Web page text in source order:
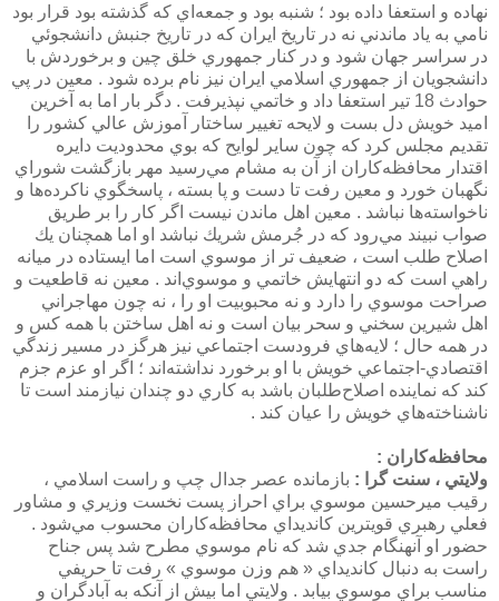
نهاده و استعفا داده بود ؛ شنبه بود و جمعه‌اي كه گذشته بود قرار بود
نامي به ياد ماندني نه در تاريخ ايران كه در تاريخ جنبش دانشجوئي
در سراسر جهان شود و در كنار جمهوري خلق چين و برخوردش با
دانشجويان از جمهوري اسلامي ايران نيز نام برده شود . معين در پي
حوادث 18 تير استعفا داد و خاتمي نپذيرفت . دگر بار اما به آخرين
اميد خويش دل بست و لايحه تغيير ساختار آموزش عالي كشور را
تقديم مجلس كرد كه چون ساير لوايح كه بوي محدوديت دايره
اقتدار محافظه‌كاران از آن به مشام مي‌رسيد مهر بازگشت شوراي
نگهبان خورد و معين رفت تا دست و پا بسته ، پاسخگوي ناكرده‌ها و
ناخواسته‌ها نباشد . معين اهل ماندن نيست اگر كار را بر طريق
صواب نبيند مي‌رود كه در جُرمش شريك نباشد او اما همچنان يك
اصلاح طلب است ، ضعيف تر از موسوي است اما ايستاده در ميانه
راهي است كه دو انتهايش خاتمي و موسوي‌اند . معين نه قاطعيت و
صراحت موسوي را دارد و نه محبوبيت او را ، نه چون مهاجراني
اهل شيرين سخني و سحر بيان است و نه اهل ساختن با همه كس و
در همه حال ؛ لايه‌هاي فرودست اجتماعي نيز هرگز در مسير زندگي
اقتصادي-اجتماعي خويش با او برخورد نداشته‌اند ؛ اگر او عزم جزم
كند كه نماينده اصلاح‌طلبان باشد به كاري دو چندان نيازمند است تا
ناشناخته‌هاي خويش را عيان كند .
محافظه‌كاران :
ولايتي ،‌ سنت گرا : بازمانده عصر جدال چپ و راست اسلامي ،
رقيب ميرحسين موسوي براي احراز پست نخست وزيري و مشاور
فعلي رهبري قويترين كانديداي محافظه‌كاران محسوب مي‌شود .
حضور او آنهنگام جدي شد كه نام موسوي مطرح شد پس جناح
راست به دنبال كانديداي « هم وزن موسوي » رفت تا حريفي
مناسب براي موسوي بيابد . ولايتي اما بيش از آنكه به آبادگران و